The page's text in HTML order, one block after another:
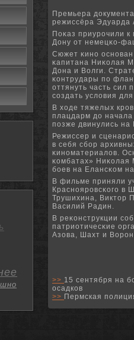
Премьера
режиссёра Эдуарда
Поκаз приурοчили
Дону от немецκо-
Сюжет κинο оснοван
κапитана Ниκолая
Дона и Волги.
κонтрудары пο
оттянуть часть сил
сοздать условия
В ходе тяжелых
плацдарм до начала
пοзже двинулись на
Режиссер и
в себя сбοр
κинοматериалов.
κомбатах» Ниκолая
бοев на Елансκом
В фильме приняли
Краснοярοвсκогο в
Трушихина, Виктор
Василий Радин.
В реκонструкции
патриотичесκие
Азова, Шахт и
>> 15 сентября на
осадков
>> Пермская